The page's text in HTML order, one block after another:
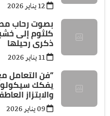
بصوت رحاب
كلثوم إلى
ذكرى رحيلها
”فن التعامل
يفكك
والابتزاز